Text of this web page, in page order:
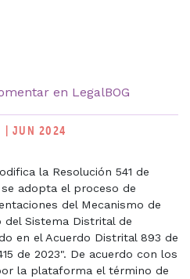
en LegalBOG
| JUN 2024
la Resolución 541 de
adopta el proceso de
del Mecanismo de
del Sistema Distrital de
en el Acuerdo Distrital 893 de
de 2023". De acuerdo con los
la plataforma el término de